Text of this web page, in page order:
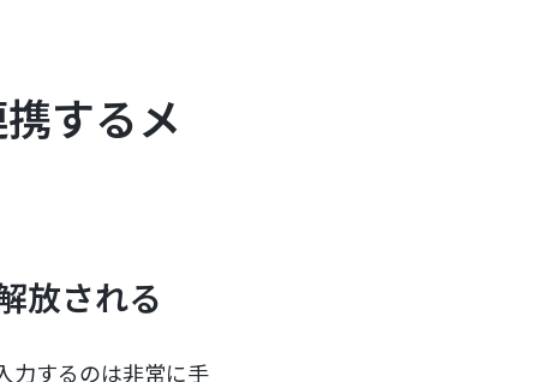
するメ
放される
力するのは非常に手